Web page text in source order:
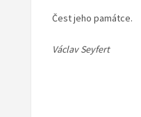
Čest jeho památce.
Václav Seyfert